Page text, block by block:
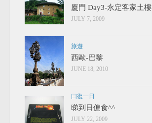
廈門 Day3-永定客家土樓
JULY 7, 2009
旅遊
西歐-巴黎
JUNE 18, 2010
曰復一日
睇到日偏食^^
JULY 22, 2009